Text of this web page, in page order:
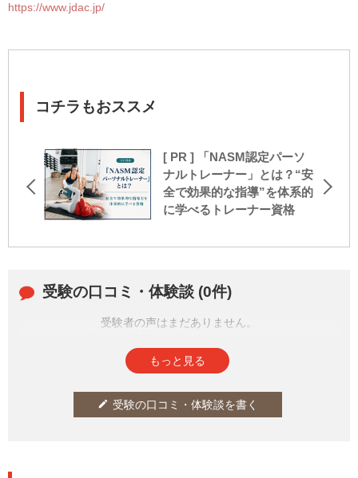
https://www.jdac.jp/
コチラもおススメ
[ PR ] 「NASM認定パーソ
ナルトレーナー」とは？“安
全で効果的な指導”を体系的
に学べるトレーナー資格
受験の口コミ・体験談 (0件)
受験者の声はまだありません。
もっと見る
edit 受験の口コミ・体験談を書く